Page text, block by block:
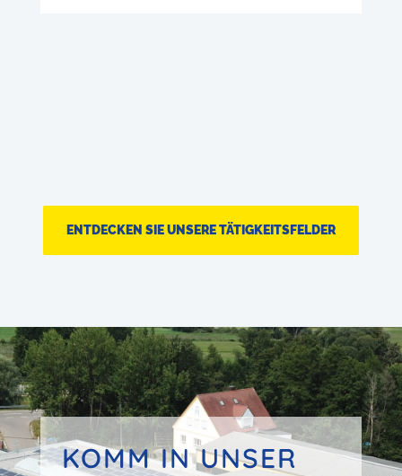
ENTDECKEN SIE UNSERE TÄTIGKEITSFELDER
KOMM IN UNSER